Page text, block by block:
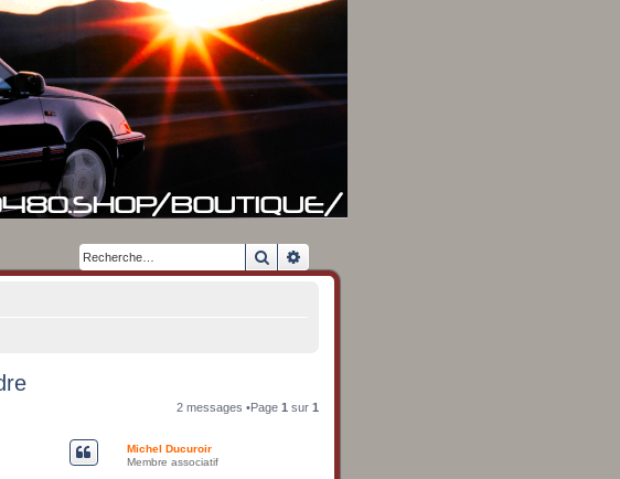
Rechercher
2 messages •Page 1 sur 1
Michel Ducuroir
Membre associatif